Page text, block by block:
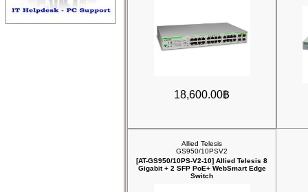
18,600.00฿
Allied Telesis
GS950/10PSV2
[AT-GS950/10PS-V2-10] Allied Telesis 8
Gigabit + 2 SFP PoE+ WebSmart Edge
Switch